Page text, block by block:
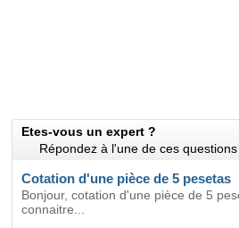
Etes-vous un expert ?
Répondez à l'une de ces questions
Cotation d'une pièce de 5 pesetas
Bonjour, cotation d'une pièce de 5
connaitre...